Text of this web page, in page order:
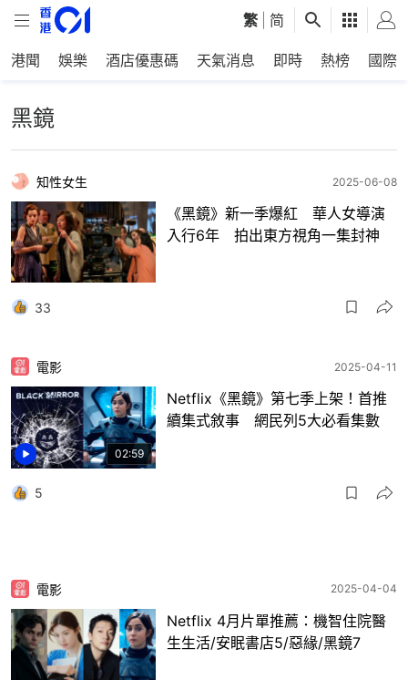
繁 简
港聞 娛樂 酒店優惠碼 天氣消息 即時 熱榜 國際
黑鏡
知性女生 2025-06-08
《黑鏡》新一季爆紅 華人女導演
入行6年 拍出東方視角一集封神
33
02:59
電影 2025-04-11
Netflix《黑鏡》第七季上架！首推
續集式敘事 網民列5大必看集數
5
電影 2025-04-04
Netflix 4月片單推薦：機智住院醫
生生活/安眠書店5/惡緣/黑鏡7